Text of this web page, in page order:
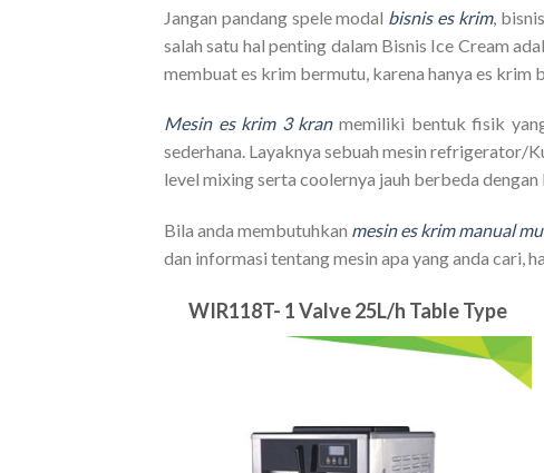
Jangan pandang spele modal bisnis es krim,
salah satu hal penting dalam Bisnis Ice Cream
membuat es krim bermutu, karena hanya es krim
Mesin es krim 3 kranmemiliki bentuk fisik
sederhana. Layaknya sebuah mesin refrigerator/
level mixing serta coolernya jauh berbeda
Bila anda membutuhkan mesin es krim manual
dan informasi tentang mesin apa yang anda cari,
WIR118T- 1 Valve 25L/h Table Type